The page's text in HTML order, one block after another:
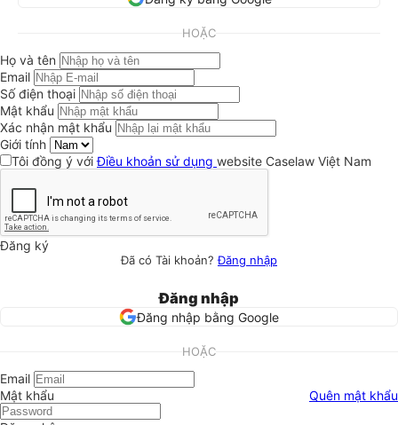
HOẶC
Họ và tên
Email
Số điện thoại
Mật khẩu
Xác nhận mật khẩu
Giới tính
Tôi đồng ý vớiĐiều khoản sử dụng website Caselaw Việt Nam
Đăng ký
Đã có Tài khoản?Đăng nhập
Đăng nhập
Đăng nhập bằng Google
HOẶC
Email
Mật khẩu
Quên mật khẩu